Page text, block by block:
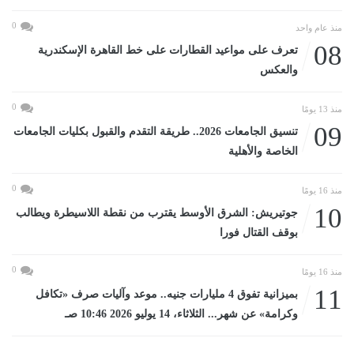
منذ عام واحد 0
08
تعرف على مواعيد القطارات على خط القاهرة الإسكندرية
والعكس
منذ 13 يومًا 0
09
تنسيق الجامعات 2026.. طريقة التقدم والقبول بكليات الجامعات
الخاصة والأهلية
منذ 16 يومًا 0
10
جوتيريش: الشرق الأوسط يقترب من نقطة اللاسيطرة ويطالب
بوقف القتال فورا
منذ 16 يومًا 0
11
بميزانية تفوق 4 مليارات جنيه.. موعد وآليات صرف «تكافل
وكرامة» عن شهر... الثلاثاء، 14 يوليو 2026 10:46 صـ